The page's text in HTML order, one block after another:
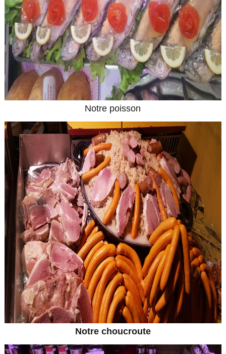
Notre poisson
Notre choucroute